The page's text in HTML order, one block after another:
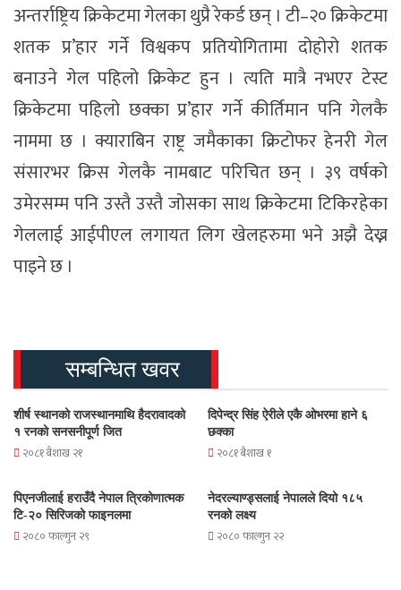
अन्तर्राष्ट्रिय क्रिकेटमा गेलका थुप्रै रेकर्ड छन् । टी–२० क्रिकेटमा
शतक प्र’हार गर्ने विश्वकप प्रतियोगितामा दोहोरो शतक
बनाउने गेल पहिलो क्रिकेट हुन । त्यति मात्रै नभएर टेस्ट
क्रिकेटमा पहिलो छक्का प्र’हार गर्ने कीर्तिमान पनि गेलकै
नाममा छ । क्याराबिन राष्ट्र जमैकाका क्रिटोफर हेनरी गेल
संसारभर क्रिस गेलकै नामबाट परिचित छन् । ३९ वर्षको
उमेरसम्म पनि उस्तै उस्तै जोसका साथ क्रिकेटमा टिकिरहेका
गेललाई आईपीएल लगायत लिग खेलहरुमा भने अझै देख्न
पाइने छ ।
सम्बन्धित खवर
शीर्ष स्थानको राजस्थानमाथि हैदरावादको
१ रनको सनसनीपूर्ण जित
२०८१ बैशाख २१
दिपेन्द्र सिंह ऐरीले एकै ओभरमा हाने ६
छक्का
२०८१ बैशाख १
पिएनजीलाई हराउँदै नेपाल त्रिकोणात्मक
टि-२० सिरिजको फाइनलमा
२०८० फाल्गुन २९
नेदरल्याण्ड्सलाई नेपालले दियो १८५
रनको लक्ष्य
२०८० फाल्गुन २२